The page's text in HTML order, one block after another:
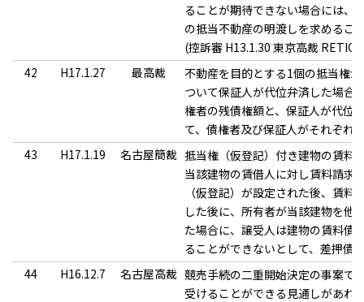
ることが期待できない場合には、
の抵当不動産の明渡しを求めるこ
(控訴審 H13.1.30 東京高裁
42
H17.1.27 最高裁
不動産を目的とする1個の抵当権
ついて保証人が代位弁済した場合
権者の残債権額と、保証人が代位
て、債権者及び保証人がそれぞれ
43
H17.1.19 名古屋簡裁 抵当権（仮登記）付き建物の賃料
当該建物の賃借人に対し賃料請求
（仮登記）が設定された後、賃
した後に、所有者が当該建物を他
た場合に、譲受人は建物の賃料債
ることができないとして、差押債
44
H16.12.7 名古屋高裁 競売手続の二重開始決定の事案で
受けることができる見通しがあれ